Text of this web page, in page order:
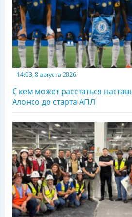
14:03, 8 августа 2026
С кем может расстаться
Алонсо до старта АПЛ